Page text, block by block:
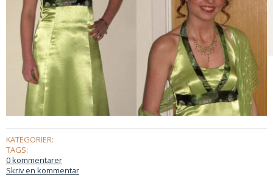
KATEGORIER:
TAGS:
0 kommentarer
Skriv en kommentar